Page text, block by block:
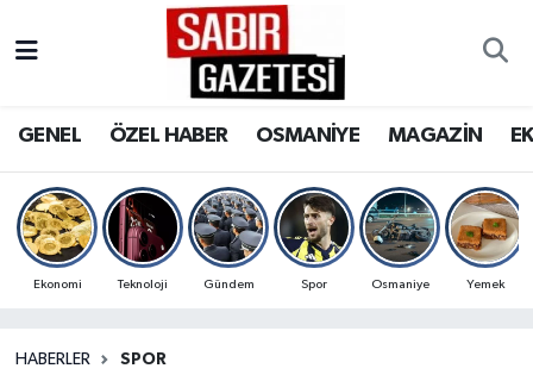
GENEL ÖZEL HABER OSMANİYE MAGAZİN
Ekonomi Teknoloji Gündem Spor Osmaniye Yemek
HABERLER SPOR
OSMANİYE
MAGAZİN
Osmaniye Nöbetçi Eczaneler
Osmaniye Trafik Yoğunluk Haritası
Süper Lig Puan Durumu ve Fikstür